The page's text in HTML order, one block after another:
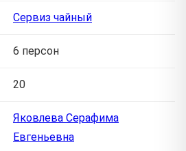
Сервиз чайный
6 персон
20
Яковлева Серафима
Евгеньевна